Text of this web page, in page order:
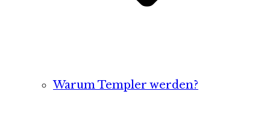
Warum Templer werden?